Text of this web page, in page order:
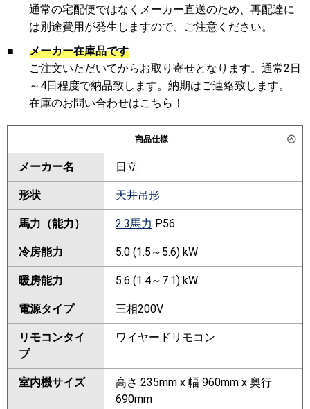
通常の宅配便ではなくメーカー直送のため、再配達に
は別途費用が発生しますので、ご注意ください。
■
メーカー在庫品です
ご注文いただいてからお取り寄せとなります。通常2日
～4日程度で納品致します。納期はご連絡致します。
在庫のお問い合わせはこちら！
商品仕様
メーカー名 日立
形状 天井吊形
馬力（能力） 2.3馬力 P56
冷房能力 5.0 (1.5～5.6) kW
暖房能力 5.6 (1.4～7.1) kW
電源タイプ 三相200V
リモコンタイ
プ
ワイヤードリモコン
室内機サイズ
高さ 235mm x 幅 960mm x 奥行
690mm